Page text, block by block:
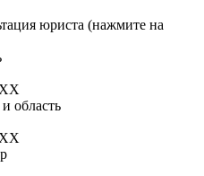
юриста (нажмите на
область